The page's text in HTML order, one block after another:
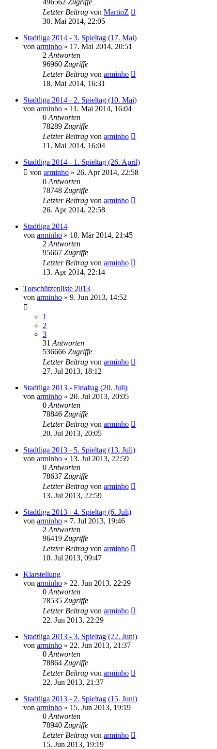
Letzter Beitrag von MartinZ
30. Mai 2014, 22:05
Stadtliga 2014 - 3. Spieltag (17. Mai)
von arminho » 17. Mai 2014, 20:51
2 Antworten
96960 Zugriffe
Letzter Beitrag von arminho
18. Mai 2014, 16:31
Stadtliga 2014 - 2. Spieltag (10. Mai)
von arminho » 11. Mai 2014, 16:04
0 Antworten
78289 Zugriffe
Letzter Beitrag von arminho
11. Mai 2014, 16:04
Stadtliga 2014 - 1. Spieltag (26. April)
von arminho » 26. Apr 2014, 22:58
0 Antworten
78748 Zugriffe
Letzter Beitrag von arminho
26. Apr 2014, 22:58
Stadtliga 2014
von arminho » 18. Mär 2014, 21:45
2 Antworten
95667 Zugriffe
Letzter Beitrag von arminho
13. Apr 2014, 22:14
Torschützenliste 2013
von arminho » 9. Jun 2013, 14:52
1
2
3
31 Antworten
536666 Zugriffe
Letzter Beitrag von arminho
27. Jul 2013, 18:12
Stadtliga 2013 - Finaltag (20. Juli)
von arminho » 20. Jul 2013, 20:05
0 Antworten
78846 Zugriffe
Letzter Beitrag von arminho
20. Jul 2013, 20:05
Stadtliga 2013 - 5. Spieltag (13. Juli)
von arminho » 13. Jul 2013, 22:59
0 Antworten
78637 Zugriffe
Letzter Beitrag von arminho
13. Jul 2013, 22:59
Stadtliga 2013 - 4. Spieltag (6. Juli)
von arminho » 7. Jul 2013, 19:46
2 Antworten
96419 Zugriffe
Letzter Beitrag von arminho
10. Jul 2013, 09:47
Klarstellung
von arminho » 22. Jun 2013, 22:29
0 Antworten
78535 Zugriffe
Letzter Beitrag von arminho
22. Jun 2013, 22:29
Stadtliga 2013 - 3. Spieltag (22. Juni)
von arminho » 22. Jun 2013, 21:37
0 Antworten
78864 Zugriffe
Letzter Beitrag von arminho
22. Jun 2013, 21:37
Stadtliga 2013 - 2. Spieltag (15. Juni)
von arminho » 15. Jun 2013, 19:19
0 Antworten
78940 Zugriffe
Letzter Beitrag von arminho
15. Jun 2013, 19:19